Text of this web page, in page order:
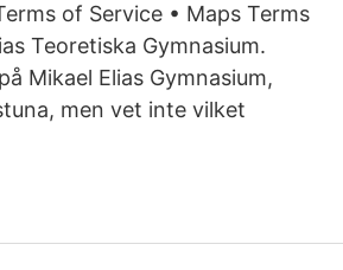
of Service • Maps Terms
Teoretiska Gymnasium.
Mikael Elias Gymnasium,
men vet inte vilket